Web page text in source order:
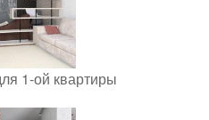
1-ой квартиры